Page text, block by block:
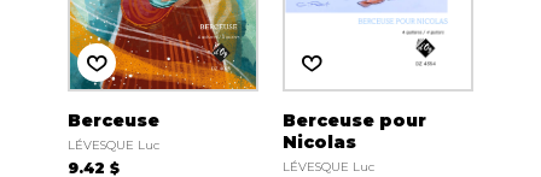
Berceuse
LÉVESQUE Luc
9.42 $
Berceuse pour
Nicolas
LÉVESQUE Luc